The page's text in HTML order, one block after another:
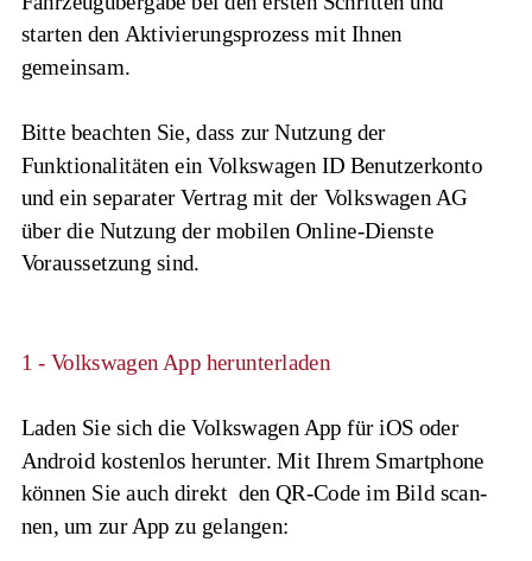
starten den Aktivierungsprozess mit Ihnen
gemeinsam.
Bitte beachten Sie, dass zur Nutzung der
Funktionalitäten ein Volkswagen ID Benutzerkonto
und ein separater Vertrag mit der Volkswagen AG
über die Nutzung der mobilen Online-Dienste
Voraussetzung sind.
1 - Volkswagen App herunterladen
Laden Sie sich die Volkswagen App für iOS oder
Android kostenlos herunter. Mit Ihrem Smartphone
können Sie auch direkt  den QR-Code im Bild scan-
nen, um zur App zu gelangen: